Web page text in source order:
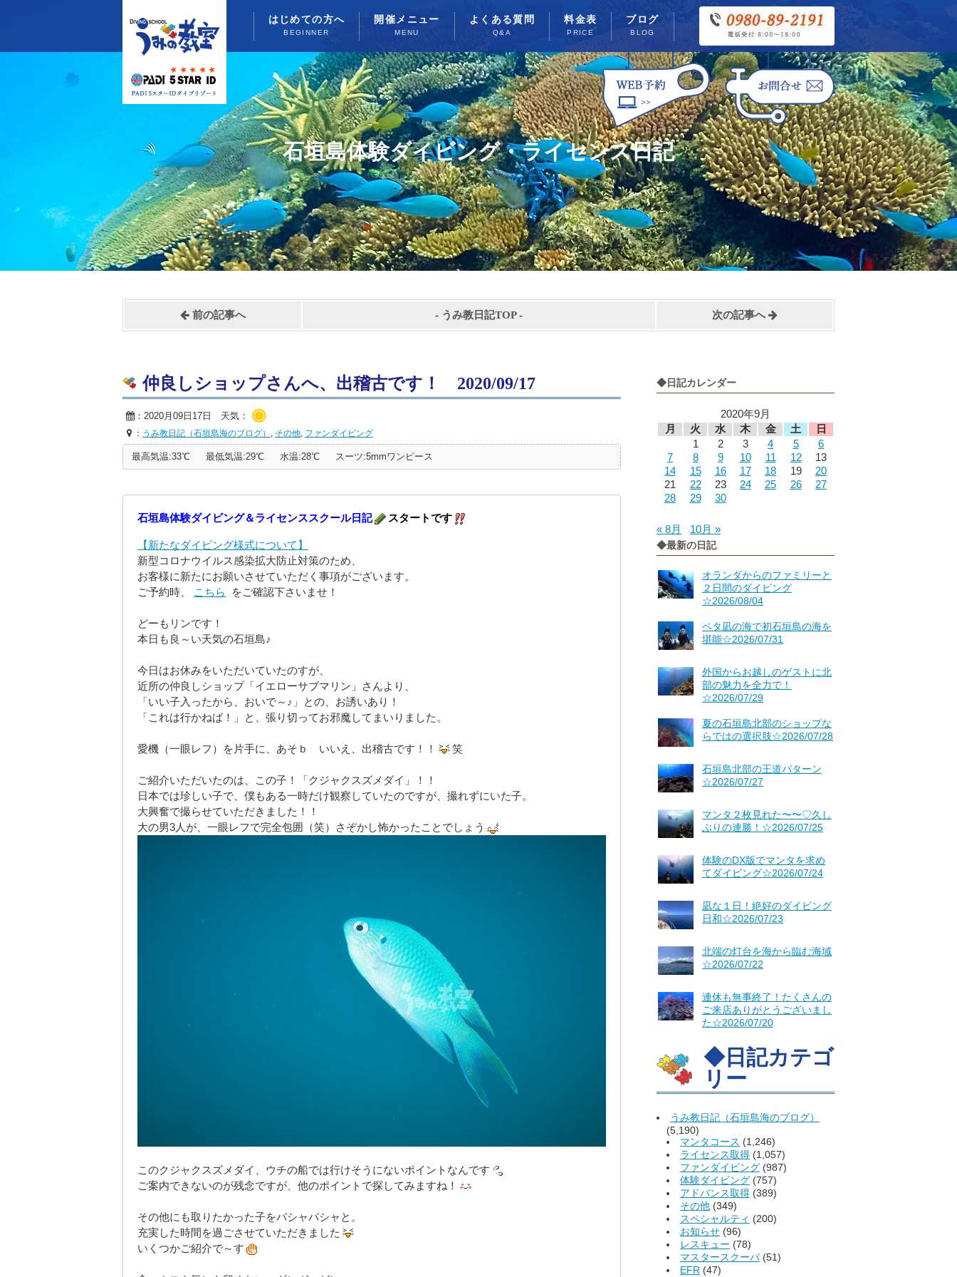
はじめての方へ
BEGINNER
開催メニュー
MENU
よくある質問
Q&A
料金表
PRICE
ブログ
BLOG
石垣島体験ダイビング・ライセンス日記
前の記事へ - うみ教日記TOP- 次の記事へ
◆日記カレンダー
2020年9月
月
火 水 木 金 土
日
1
2 3 4 5
6
7
8 9 10 11 12
13
14
15 16 17 18 19
20
21
22 23 24 25 26
27
28
29 30
« 8月 10月 »
◆最新の日記
オランダからのファミリーと
２日間のダイビング
☆2026/08/04
ベタ凪の海で初石垣島の海を
堪能☆2026/07/31
外国からお越しのゲストに北
部の魅力を全力で！
☆2026/07/29
夏の石垣島北部のショップな
らではの選択肢☆2026/07/28
石垣島北部の王道パターン
☆2026/07/27
マンタ２枚見れた〜〜♡久し
ぶりの連勝！☆2026/07/25
体験のDX版でマンタを求め
てダイビング☆2026/07/24
凪な１日！絶好のダイビング
日和☆2026/07/23
北端の灯台を海から臨む海域
☆2026/07/22
連休も無事終了！たくさんの
ご来店ありがとうございまし
た☆2026/07/20
◆日記カテゴ
リー
うみ教日記（石垣島海のブログ）
(5,190)
マンタコース (1,246)
ライセンス取得 (1,057)
ファンダイビング (987)
体験ダイビング (757)
アドバンス取得 (389)
その他 (349)
スペシャルティ (200)
お知らせ (96)
レスキュー (78)
マスタースクーバ(51)
EFR (47)
仲良しショップさんへ、出稽古です！ 2020/09/17
：2020月09日17日 天気：
： うみ教日記（石垣島海のブログ） , その他, ファンダイビング
最高気温:33℃ 最低気温:29℃ 水温:28℃ スーツ:5mmワンピース
石垣島体験ダイビング＆ライセンススクール日記 スタートです
【新たなダイビング様式について】
新型コロナウイルス感染拡大防止対策のため、
お客様に新たにお願いさせていただく事項がございます。
ご予約時、
こちら をご確認下さいませ！
どーもリンです！
本日も良～い天気の石垣島♪
今日はお休みをいただいていたのすが、
近所の仲良しショップ「イエローサブマリン」さんより、
「いい子入ったから、おいで～♪」との、お誘いあり！
「これは行かねば！」と、張り切ってお邪魔してまいりました。
愛機（一眼レフ）を片手に、あそｂ いいえ、出稽古です！！ 笑
ご紹介いただいたのは、この子！「クジャクスズメダイ」！！
日本では珍しい子で、僕もある一時だけ観察していたのですが、撮れずにいた子。
大興奮で撮らせていただきました！！
大の男3人が、一眼レフで完全包囲（笑）さぞかし怖かったことでしょう
このクジャクスズメダイ、ウチの船では行けそうにないポイントなんです
ご案内できないのが残念ですが、他のポイントで探してみますね！
その他にも取りたかった子をパシャパシャと。
充実した時間を過ごさせていただきました
いくつかご紹介で～す